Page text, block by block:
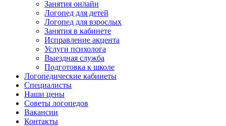
Занятия онлайн
Логопед для детей
Логопед для взрослых
Занятия в кабинете
Исправление акцента
Услуги психолога
Выездная служба
Подготовка к школе
Логопедические кабинеты
Специалисты
Наши цены
Советы логопедов
Вакансии
Контакты